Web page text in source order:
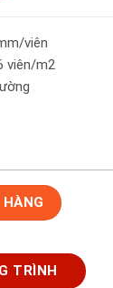
viên
viên/m2
TRÌNH